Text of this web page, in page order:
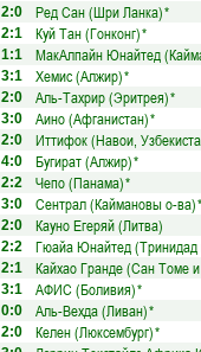
2:0 Ред Сан (Шри Ланка)*
2:1 Куй Тан (Гонконг)*
1:1 МакАлпайн Юнайтед
3:1 Хемис (Алжир)*
2:0 Аль-Тахрир (Эритрея)*
3:0 Аино (Афганистан)*
2:0 Иттифок (Навои,
4:0 Бугират (Алжир)*
2:2 Чепо (Панама)*
3:0 Сентрал (Каймановы о-ва)*
2:0
Кауно Егеряй (Литва)
2:2 Гюайа Юнайтед (Тринидад
2:1 Кайхао Гранде (Сан Томе
3:1 АФИС (Боливия)*
0:0 Аль-Вехда (Ливан)*
2:0 Келен (Люксембург)*